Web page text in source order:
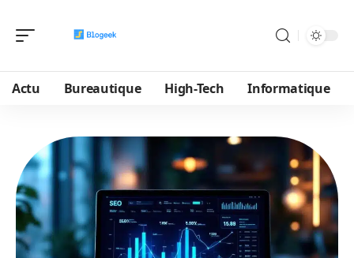
Actu Bureautique High-Tech Informatique